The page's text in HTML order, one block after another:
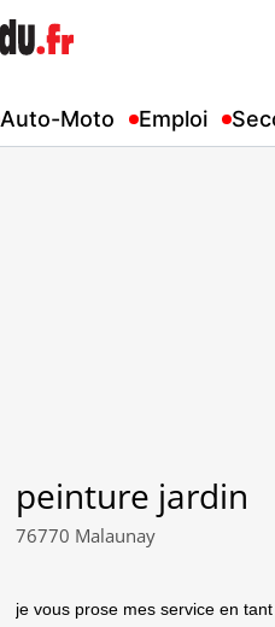
Auto-Moto Emploi
peinture jardin
76770 Malaunay
je vous prose mes service en